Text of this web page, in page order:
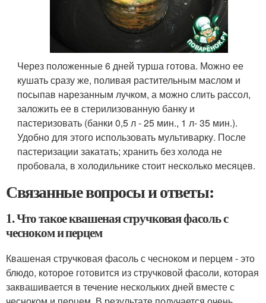
Через положенные 6 дней турша готова. Можно ее
кушать сразу же, поливая растительным маслом и
посыпав нарезанным лучком, а можно слить рассол,
заложить ее в стерилизованную банку и
пастеризовать (банки 0,5 л - 25 мин., 1 л- 35 мин.).
Удобно для этого использовать мультиварку. После
пастеризации закатать; хранить без холода не
пробовала, в холодильнике стоит несколько месяцев.
Связанные вопросы и ответы:
1. Что такое квашеная стручковая фасоль с
чесноком и перцем
Квашеная стручковая фасоль с чесноком и перцем - это
блюдо, которое готовится из стручковой фасоли, которая
заквашивается в течение нескольких дней вместе с